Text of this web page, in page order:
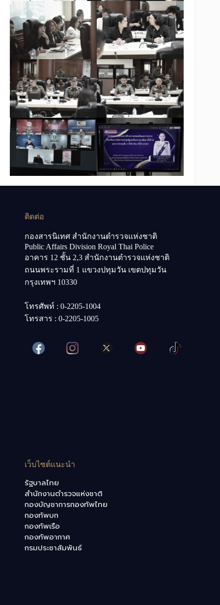
ติดต่อ
กองสารนิเทศ สำนักงานตำรวจแห่งชาติ
Public Affairs Division Royal Thai Police
อาคาร 12 ชั้น 2,3 สำนักงานตำรวจแห่งชาติ
ถนนพระรามที่ 1 แขวงปทุมวัน เขตปทุมวัน
กรุงเทพฯ 10330
โทรศัพท์ : 0-2205-1004
โทรสาร : 0-2205-1005
เว็บไซต์แนะนำ
รัฐบาลไทย
สำนักงานตำรวจแห่งชาติ
กองบัญชาการกองทัพไทย
กองทัพบก
กองทัพเรือ
กองทัพอากาศ
กรมประชาสัมพันธ์